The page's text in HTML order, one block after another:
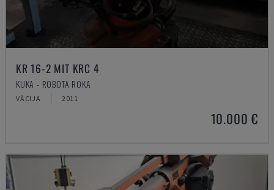
KR 16-2 MIT KRC 4
KUKA - ROBOTA ROKA
VĀCIJA 2011
10.000 €